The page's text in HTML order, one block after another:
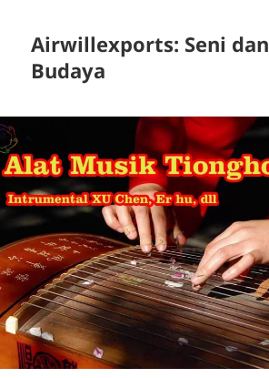
Airwillexports: Seni dan
Budaya